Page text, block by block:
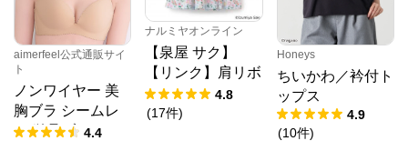
aimerfeel公式通販サイ
ト
ノンワイヤー 美
胸ブラ シームレ
ス 単品ブラジャ
4.4
ナルミヤオンライン
【泉屋 サク】
【リンク】肩リボ
ンフラワーキャッ
トワンピース
4.8
(17件)
Honeys
ちいかわ／衿付ト
ップス
4.9
(10件)